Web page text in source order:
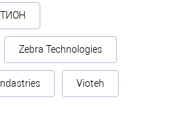
Zebra Technologies
Vioteh